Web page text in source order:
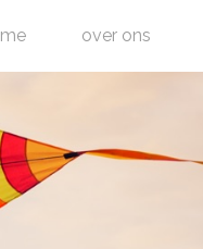
over ons